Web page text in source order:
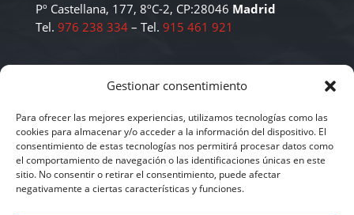
Gestionar consentimiento
Para ofrecer las mejores experiencias, utilizamos tecnologías como las
cookies para almacenar y/o acceder a la información del dispositivo. El
consentimiento de estas tecnologías nos permitirá procesar datos como
el comportamiento de navegación o las identificaciones únicas en este
sitio. No consentir o retirar el consentimiento, puede afectar
negativamente a ciertas características y funciones.
Pº Castellana, 177, 8ºC-2, CP:28046 Madrid
Tel. 976 238 334– Tel. 915 461 921
Política de Cookies
Copyright © 2026 Todos los derechos reservados.